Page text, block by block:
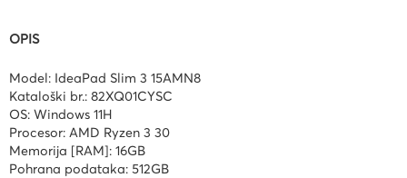
OPIS
Model: IdeaPad Slim 3 15AMN8
Kataloški br.: 82XQ01CYSC
OS: Windows 11H
Procesor: AMD Ryzen 3 30
Memorija [RAM]: 16GB
Pohrana podataka: 512GB